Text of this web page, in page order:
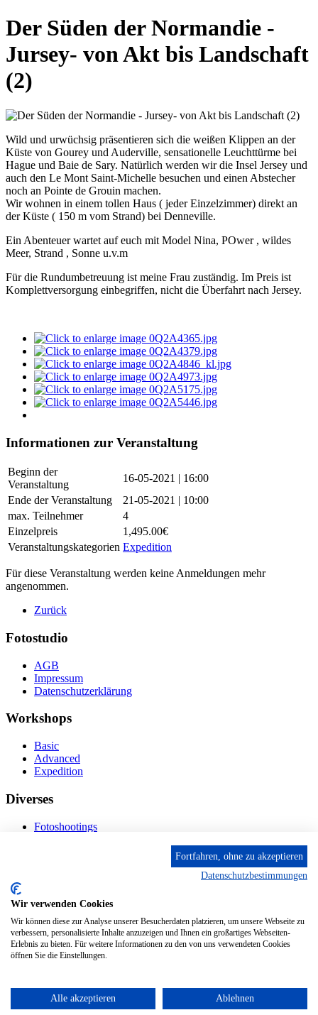
Der Süden der Normandie -
Jursey- von Akt bis Landschaft
(2)
Wild und urwüchsig präsentieren sich die weißen Klippen an der
Küste von Gourey und Auderville, sensationelle Leuchttürme bei
Hague und Baie de Sary. Natürlich werden wir die Insel Jersey und
auch den Le Mont Saint-Michelle besuchen und einen Abstecher
noch an Pointe de Grouin machen.
Wir wohnen in einem tollen Haus ( jeder Einzelzimmer) direkt an
der Küste ( 150 m vom Strand) bei Denneville.
Ein Abenteuer wartet auf euch mit Model Nina, POwer , wildes
Meer, Strand , Sonne u.v.m
Für die Rundumbetreuung ist meine Frau zuständig. Im Preis ist
Komplettversorgung einbegriffen, nicht die Überfahrt nach Jersey.
Informationen zur Veranstaltung
Beginn der
Veranstaltung
16-05-2021 | 16:00
Ende der Veranstaltung
21-05-2021 | 10:00
max. Teilnehmer
4
Einzelpreis
1,495.00€
Veranstaltungskategorien Expedition
Für diese Veranstaltung werden keine Anmeldungen mehr
angenommen.
Zurück
Fotostudio
AGB
Impressum
Datenschutzerklärung
Workshops
Basic
Advanced
Expedition
Diverses
Fotoshootings
Kontakt
Fröhnstr. 4-8, 66954 Pirmasens
Diese E-Mail-Adresse ist vor Spambots geschützt! Zur
Anzeige muss JavaScript eingeschaltet sein.
Mobil: + 49 (0) 176/84 62 18 86
© 2024 Stileben. Alle Rechte reserviert
Fortfahren, ohne zu akzeptieren
Datenschutzbestimmungen
Wir verwenden Cookies
Wir können diese zur Analyse unserer Besucherdaten platzieren, um unsere Webseite zu
verbessern, personalisierte Inhalte anzuzeigen und Ihnen ein großartiges Webseiten-
Erlebnis zu bieten. Für weitere Informationen zu den von uns verwendeten Cookies
öffnen Sie die Einstellungen.
Alle akzeptieren Ablehnen